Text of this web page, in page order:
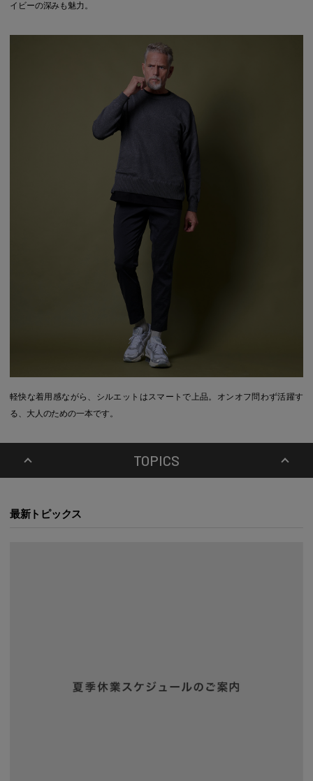
イビーの深みも魅力。
軽快な着用感ながら、シルエットはスマートで上品。オンオフ問わず活躍す
る、大人のための一本です。
TOPICS
最新トピックス